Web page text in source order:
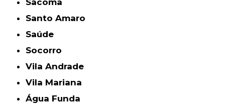
Sacomã
Santo Amaro
Saúde
Socorro
Vila Andrade
Vila Mariana
Água Funda